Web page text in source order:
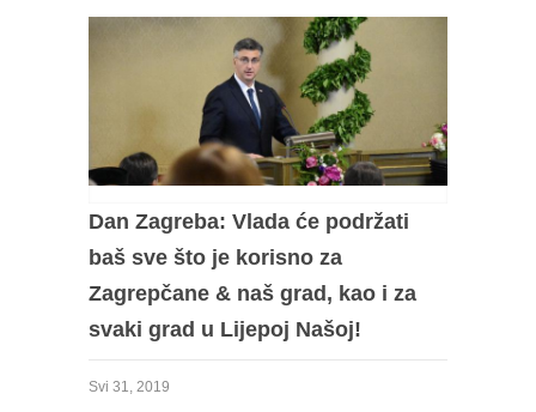
Dan Zagreba: Vlada će podržati
baš sve što je korisno za
Zagrepčane & naš grad, kao i za
svaki grad u Lijepoj Našoj!
Svi 31, 2019